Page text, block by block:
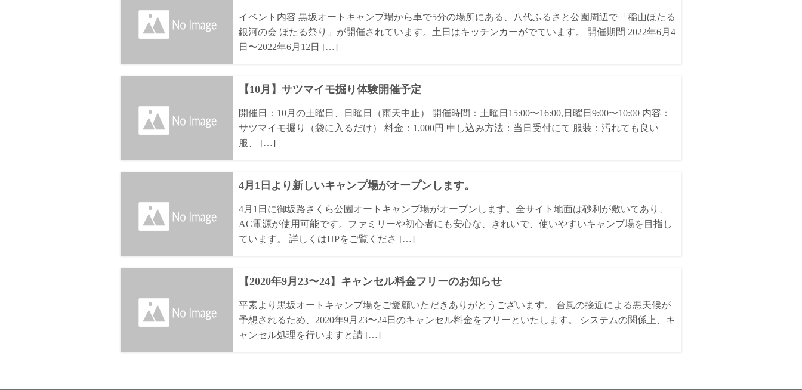
イベント内容 黒坂オートキャンプ場から車で5分の場所にある、八代ふるさと公園周辺で「稲山ほたる
銀河の会 ほたる祭り」が開催されています。土日はキッチンカーがでています。 開催期間 2022年6月4
日〜2022年6月12日 […]
【10月】サツマイモ掘り体験開催予定
開催日：10月の土曜日、日曜日（雨天中止） 開催時間：土曜日15:00〜16:00,日曜日9:00〜10:00 内容：
サツマイモ掘り（袋に入るだけ） 料金：1,000円 申し込み方法：当日受付にて 服装：汚れても良い
服、 […]
4月1日より新しいキャンプ場がオープンします。
4月1日に御坂路さくら公園オートキャンプ場がオープンします。全サイト地面は砂利が敷いてあり、
AC電源が使用可能です。ファミリーや初心者にも安心な、きれいで、使いやすいキャンプ場を目指し
ています。 詳しくはHPをご覧くださ […]
【2020年9月23〜24】キャンセル料金フリーのお知らせ
平素より黒坂オートキャンプ場をご愛顧いただきありがとうございます。 台風の接近による悪天候が
予想されるため、2020年9月23〜24日のキャンセル料金をフリーといたします。 システムの関係上、キ
ャンセル処理を行いますと請 […]